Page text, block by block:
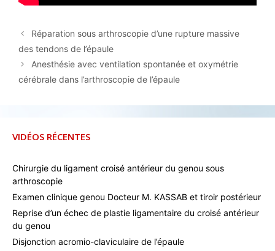
Réparation sous arthroscopie d’une rupture massive
des tendons de l’épaule
Anesthésie avec ventilation spontanée et oxymétrie
cérébrale dans l’arthroscopie de l’épaule
VIDÉOS RÉCENTES
Chirurgie du ligament croisé antérieur du genou sous
arthroscopie
Examen clinique genou Docteur M. KASSAB et tiroir postérieur
Reprise d’un échec de plastie ligamentaire du croisé antérieur
du genou
Disjonction acromio-claviculaire de l’épaule